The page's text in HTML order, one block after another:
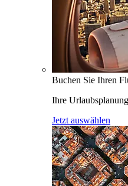
Buchen Sie Ihren
Ihre
Jetzt auswählen